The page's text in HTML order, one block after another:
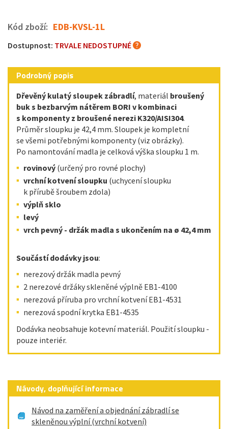
Kód zboží: EDB-KVSL-1L
Dostupnost: TRVALE NEDOSTUPNÉ
Podrobný popis
Dřevěný kulatý sloupek zábradlí, materiál broušený
buk s bezbarvým nátěrem BORI v kombinaci
s komponenty z broušené nerezi K320/AISI304.
Průměr sloupku je 42,4 mm. Sloupek je kompletní
se všemi potřebnými komponenty (viz obrázky).
Po namontování madla je celková výška sloupku 1 m.
rovinový (určený pro rovné plochy)
vrchní kotvení sloupku (uchycení sloupku
k přírubě šroubem zdola)
výplň sklo
levý
vrch pevný - držák madla s ukončením na ø 42,4 mm
Součástí dodávky jsou:
nerezový držák madla pevný
2 nerezové držáky skleněné výplně EB1-4100
nerezová příruba pro vrchní kotvení EB1-4531
nerezová spodní krytka EB1-4535
Dodávka neobsahuje kotevní materiál. Použití sloupku -
pouze interiér.
Návody, doplňující informace
Návod na zaměření a objednání zábradlí se
skleněnou výplní (vrchní kotvení)